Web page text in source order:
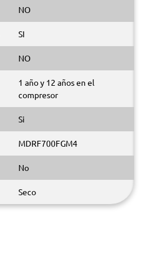
NO
SI
NO
1 año y 12 años en el
compresor
Si
MDRF700FGM4
No
Seco